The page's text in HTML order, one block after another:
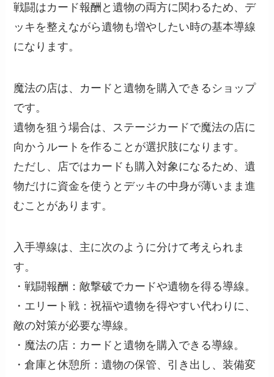
戦闘はカード報酬と遺物の両方に関わるため、デ
ッキを整えながら遺物も増やしたい時の基本導線
になります。
魔法の店は、カードと遺物を購入できるショップ
です。
遺物を狙う場合は、ステージカードで魔法の店に
向かうルートを作ることが選択肢になります。
ただし、店ではカードも購入対象になるため、遺
物だけに資金を使うとデッキの中身が薄いまま進
むことがあります。
入手導線は、主に次のように分けて考えられま
す。
・戦闘報酬：敵撃破でカードや遺物を得る導線。
・エリート戦：祝福や遺物を得やすい代わりに、
敵の対策が必要な導線。
・魔法の店：カードと遺物を購入できる導線。
・倉庫と休憩所：遺物の保管、引き出し、装備変